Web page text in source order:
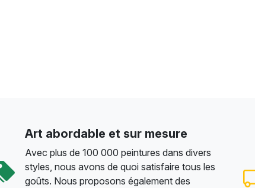
Art abordable et sur mesure
Avec plus de 100 000 peintures dans divers
styles, nous avons de quoi satisfaire tous les
goûts. Nous proposons également des